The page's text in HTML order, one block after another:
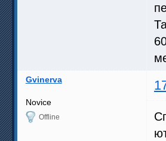
Gvinerva
Novice
Offline